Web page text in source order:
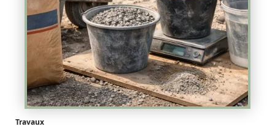
Travaux